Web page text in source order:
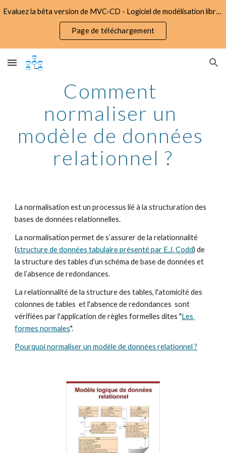
Evaluez la bêta version de MVC-CD - Logiciel de modélisation libre d'utilisation et gratuit
Page de téléchargement
Comment
normaliser un
modèle de données
relationnel ?
La normalisation est un processus lié à la structuration des
bases de données relationnelles.
La normalisation permet de s’assurer de la relationnalité
(structure de données tabulaire présenté par E.J. Codd) de
la structure des tables d’un schéma de base de données et
de l’absence de redondances.
La relationnalité de la structure des tables, l'atomicité des
colonnes de tables  et l'absence de redondances  sont
vérifiées par l'application de règles formelles dites "Les
formes normales".
Pourquoi normaliser un modèle de données relationnel ?